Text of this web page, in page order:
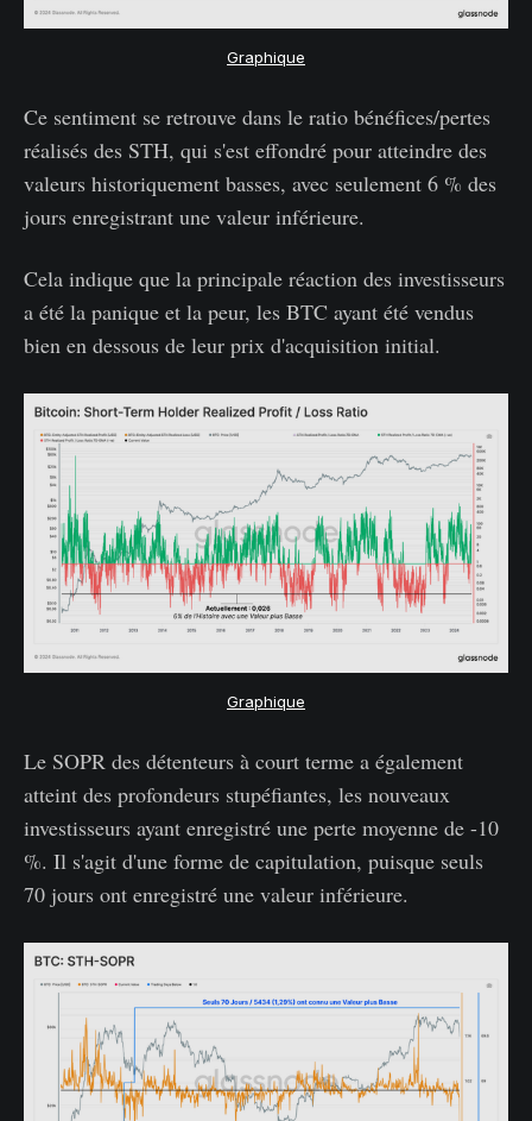
Graphique
Ce sentiment se retrouve dans le ratio bénéfices/pertes
réalisés des STH, qui s'est effondré pour atteindre des
valeurs historiquement basses, avec seulement 6 % des
jours enregistrant une valeur inférieure.
Cela indique que la principale réaction des investisseurs
a été la panique et la peur, les BTC ayant été vendus
bien en dessous de leur prix d'acquisition initial.
Graphique
Le SOPR des détenteurs à court terme a également
atteint des profondeurs stupéfiantes, les nouveaux
investisseurs ayant enregistré une perte moyenne de -10
%. Il s'agit d'une forme de capitulation, puisque seuls
70 jours ont enregistré une valeur inférieure.